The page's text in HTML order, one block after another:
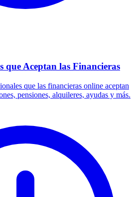
que Aceptan las Financieras
que las financieras online aceptan
pensiones, alquileres, ayudas y más.